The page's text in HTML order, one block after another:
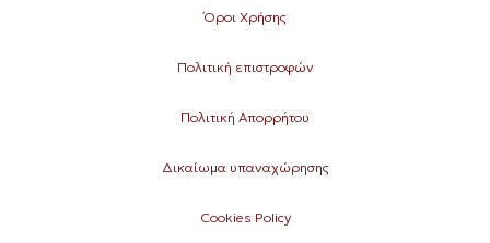
Όροι Χρήσης
Πολιτική επιστροφών
Πολιτική Απορρήτου
Δικαίωμα υπαναχώρησης
Cookies Policy